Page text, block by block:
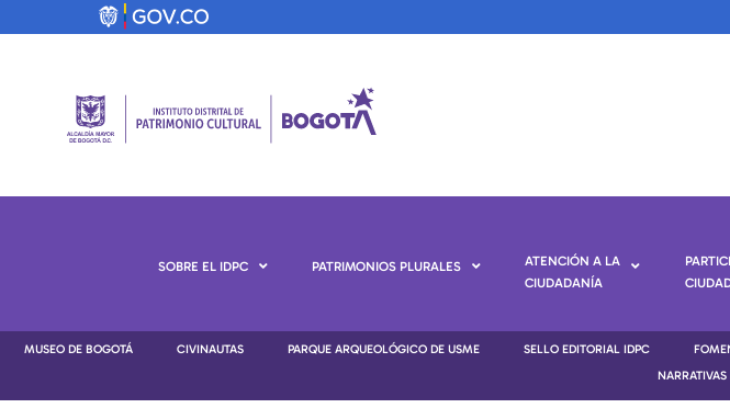
SOBRE EL IDPC PATRIMONIOS PLURALES
ATENCIÓN A LA
CIUDADANÍA
MUSEO DE BOGOTÁ CIVINAUTAS PARQUE ARQUEOLÓGICO DE USME SELLO EDITORIAL IDPC